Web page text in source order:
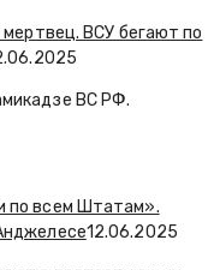
мертвец. ВСУ бегают по
ВС РФ.
по всем Штатам».
12.06.2025